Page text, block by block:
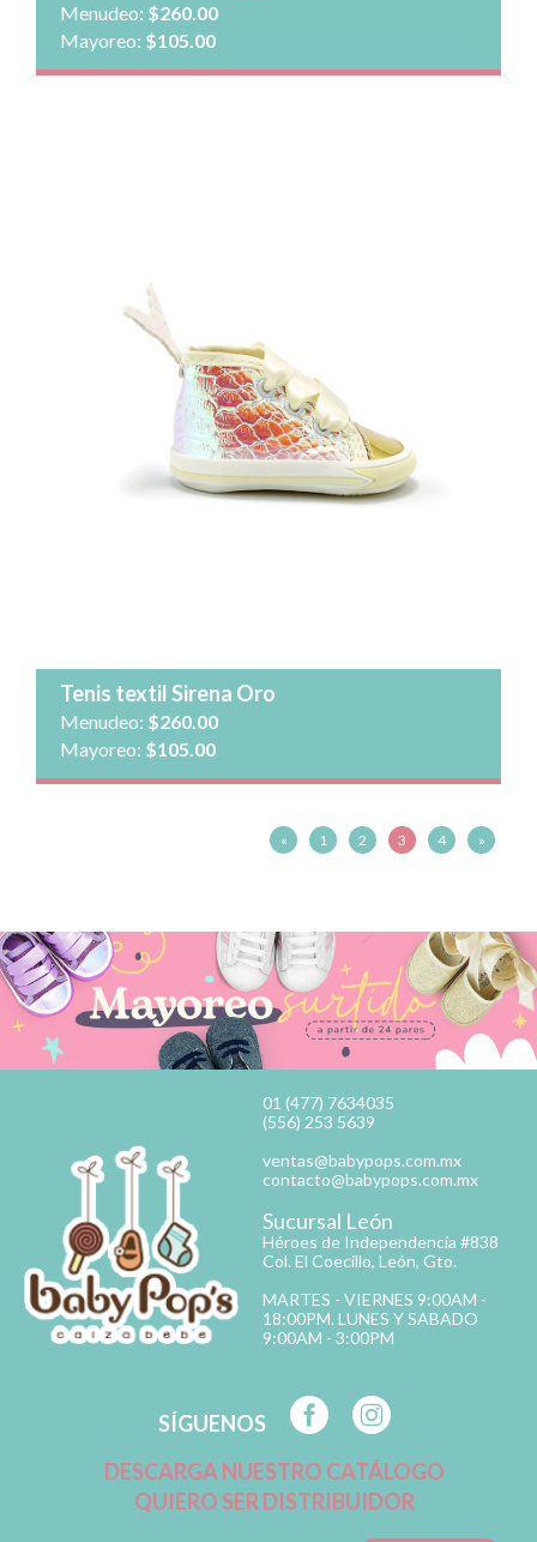
Menudeo: $260.00
Mayoreo: $105.00
Tenis textil Sirena Oro
Menudeo: $260.00
Mayoreo: $105.00
« 1 2 3 4 »
01 (477) 7634035
(556) 253 5639
ventas@babypops.com.mx
contacto@babypops.com.mx
Sucursal León
Héroes de Independencia #838
Col. El Coecillo, León, Gto.
MARTES - VIERNES 9:00AM -
18:00PM. LUNES Y SABADO
9:00AM - 3:00PM
SÍGUENOS
DESCARGA NUESTRO CATÁLOGO
QUIERO SER DISTRIBUIDOR